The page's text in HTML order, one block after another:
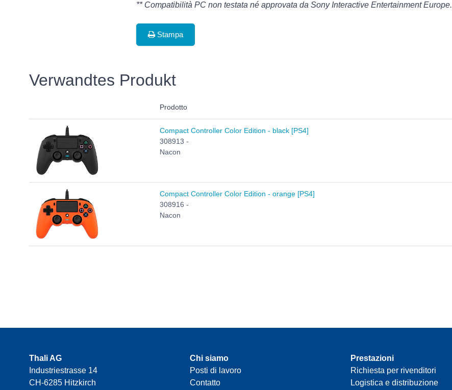
** Compatibilità PC non testata né approvata da Sony Interactive Entertainment Europe.
Stampa
Verwandtes Produkt
Prodotto
Compact Controller Color Edition - black [PS4]
308913 -
Nacon
Compact Controller Color Edition - orange [PS4]
308916 -
Nacon
Thali AG
Industriestrasse 14
CH-6285 Hitzkirch
Chi siamo
Posti di lavoro
Contatto
Prestazioni
Richiesta per rivenditori
Logistica e distribuzione